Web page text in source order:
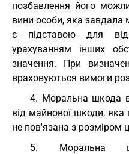
позбавлення його
вини особи, яка
є підставою для
урахуванням інших
значення. При
враховуються вимоги
4. Моральна шкода
від майнової шкоди, яка
не пов'язана з розміром
5. Моральна